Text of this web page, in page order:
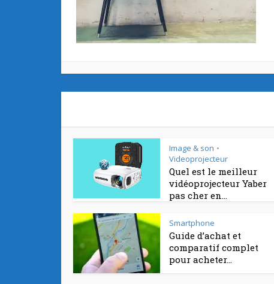
Image & son •
Videoprojecteur
Quel est le meilleur
vidéoprojecteur Yaber
pas cher en...
Smartphone
Guide d’achat et
comparatif complet
pour acheter...